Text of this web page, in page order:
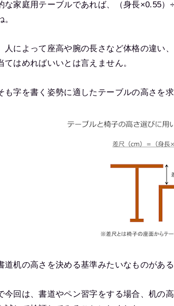
な家庭用テーブルであれば、（身長×0.55
。
人によって座高や腕の長さなど体格の違い
てはめればいいとは言えません。
も字を書く姿勢に適したテーブルの高さを
道机の高さを決める基準みたいなものがある
今回は、書道やペン習字をする場合、机の